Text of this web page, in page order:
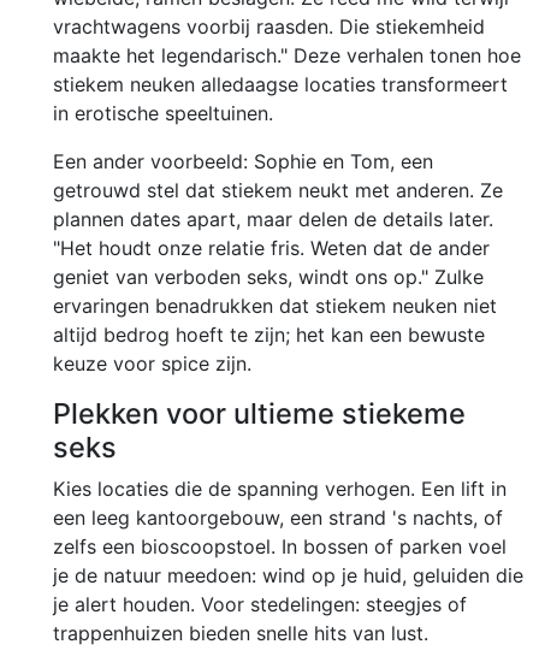
vrachtwagens voorbij raasden. Die stiekemheid
maakte het legendarisch." Deze verhalen tonen hoe
stiekem neuken alledaagse locaties transformeert
in erotische speeltuinen.
Een ander voorbeeld: Sophie en Tom, een
getrouwd stel dat stiekem neukt met anderen. Ze
plannen dates apart, maar delen de details later.
"Het houdt onze relatie fris. Weten dat de ander
geniet van verboden seks, windt ons op." Zulke
ervaringen benadrukken dat stiekem neuken niet
altijd bedrog hoeft te zijn; het kan een bewuste
keuze voor spice zijn.
Plekken voor ultieme stiekeme
seks
Kies locaties die de spanning verhogen. Een lift in
een leeg kantoorgebouw, een strand 's nachts, of
zelfs een bioscoopstoel. In bossen of parken voel
je de natuur meedoen: wind op je huid, geluiden die
je alert houden. Voor stedelingen: steegjes of
trappenhuizen bieden snelle hits van lust.